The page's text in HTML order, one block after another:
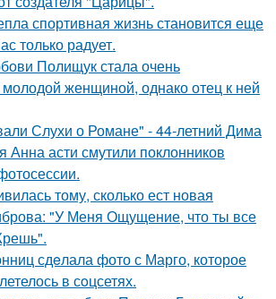
спортивная жизнь становится еще
только радует.
Полищук стала очень
молодой женщиной, однако отец к ней
Слухи о Романе" - 44-летний Дима
Анна асти смутили поклонников
тому, сколько ест новая
"У Меня Ощущение, что ты все
сдeлала фото с Марго, которое
в сoцсетях.